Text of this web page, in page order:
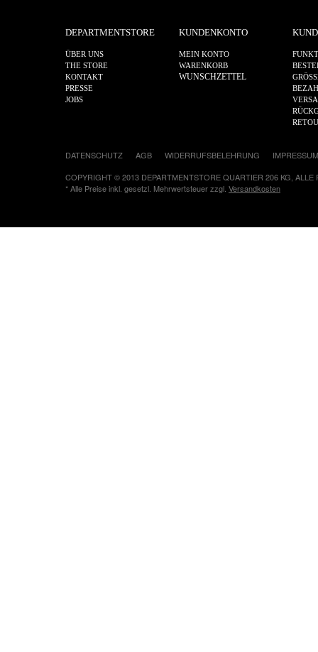
DEPARTMENTSTORE
ÜBER UNS
THE STORE
KONTAKT
PRESSE
JOBS
KUNDENKONTO
MEIN KONTO
WARENKORB
WUNSCHZETTEL
DATENSCHUTZ AGB WIDERRUFSBELEHRUNG
IMPRESSUM
COPYRIGHT © 2013 DEPARTMENTSTORE QUARTIER 206 KG, ALLE
* Alle Preise inkl. gesetzl. Mehrwertsteuer zzgl. Versandkosten